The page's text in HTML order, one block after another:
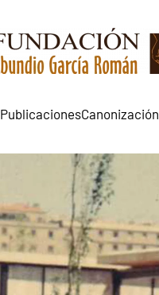
PublicacionesCanonización